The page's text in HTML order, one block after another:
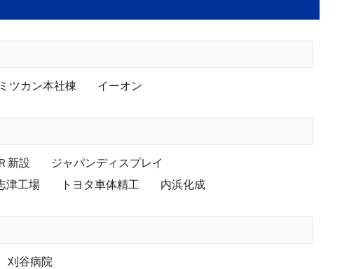
ミツカン本社棟 イーオン
新設
ジャパンディスプレイ
津工場 トヨタ車体精工 内浜化成
刈谷病院